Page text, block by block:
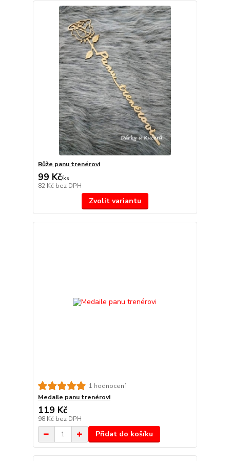
Růže panu trenérovi
99 Kč/ks
82 Kč bez DPH
Zvolit variantu
1 hodnocení
Medaile panu trenérovi
119 Kč
98 Kč bez DPH
Přidat do košíku